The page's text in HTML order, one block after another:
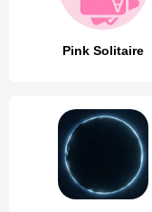
Pink Solitaire